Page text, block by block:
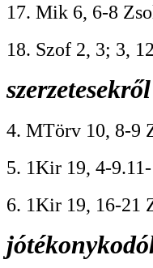
17. Mik 6, 6-8
18. Szof 2, 3; 3,
szerzetesekről
4. MTörv 10, 8-9
5. 1Kir 19, 4-
6. 1Kir 19, 16-21